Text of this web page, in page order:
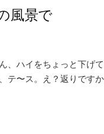
風景で
、ハイをちょっと下げ
テ〜ス。え？返りです